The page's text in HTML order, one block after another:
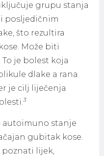
grupu stanja
posljedičnim
što rezultira
Može biti
je bolest koja
dlake a rana
je cilj liječenja
3
autoimuno stanje
gubitak kose.
lijek,